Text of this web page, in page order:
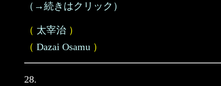
（→続きはクリック）
（ 太宰治 ）
（ Dazai Osamu ）
28.